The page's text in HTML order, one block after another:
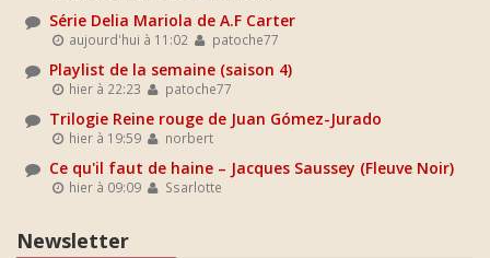
Série Delia Mariola de A.F Carter
aujourd'hui à 11:02 patoche77
Playlist de la semaine (saison 4)
hier à 22:23 patoche77
Trilogie Reine rouge de Juan Gómez-Jurado
hier à 19:59 norbert
Ce qu'il faut de haine – Jacques Saussey (Fleuve Noir)
hier à 09:09 Ssarlotte
Newsletter